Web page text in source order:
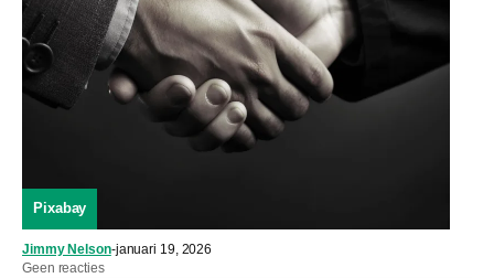
Pixabay
Jimmy Nelson-januari 19, 2026
Geen reacties